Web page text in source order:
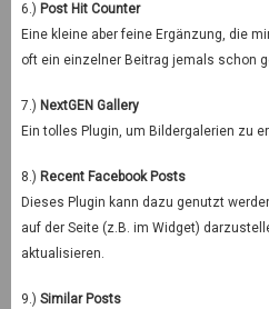
6.) Post Hit Counter
Eine kleine aber feine Ergänzung, die
oft ein einzelner Beitrag jemals schon
7.) NextGEN Gallery
Ein tolles Plugin, um Bildergalerien zu
8.) Recent Facebook Posts
Dieses Plugin kann dazu genutzt
auf der Seite (z.B. im Widget)
aktualisieren.
9.) Similar Posts